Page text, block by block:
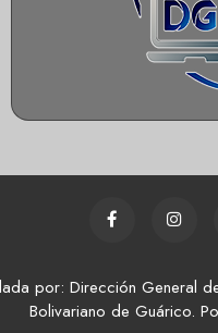
por: Dirección General
Bolivariano de Guárico.